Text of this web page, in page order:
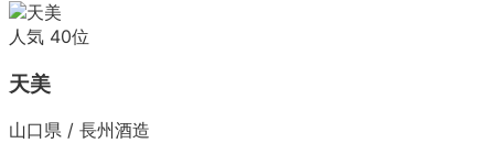
人気 40位
天美
山口県 / 長州酒造